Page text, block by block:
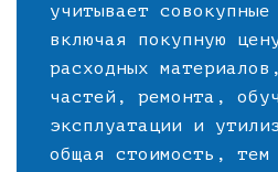
учитывает
включая покупную
расходных
частей, ремонта,
эксплуатации и
общая стоимость, тем